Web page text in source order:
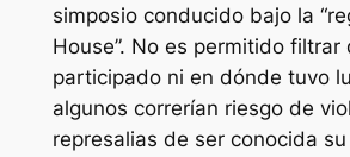
simposio conducido bajo la
House”. No es permitido filtrar
participado ni en dónde tuvo
algunos correrían riesgo de
represalias de ser conocida